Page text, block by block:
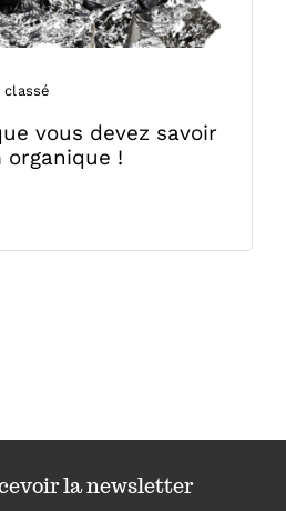
classé
vous devez savoir
!
la newsletter